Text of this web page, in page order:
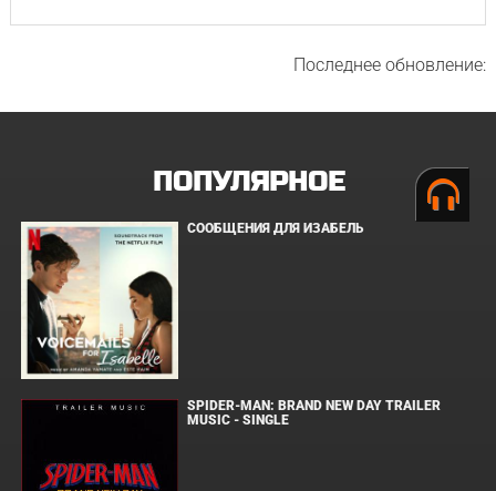
Последнее обновление:
ПОПУЛЯРНОЕ
СООБЩЕНИЯ ДЛЯ ИЗАБЕЛЬ
SPIDER-MAN: BRAND NEW DAY TRAILER
MUSIC - SINGLE